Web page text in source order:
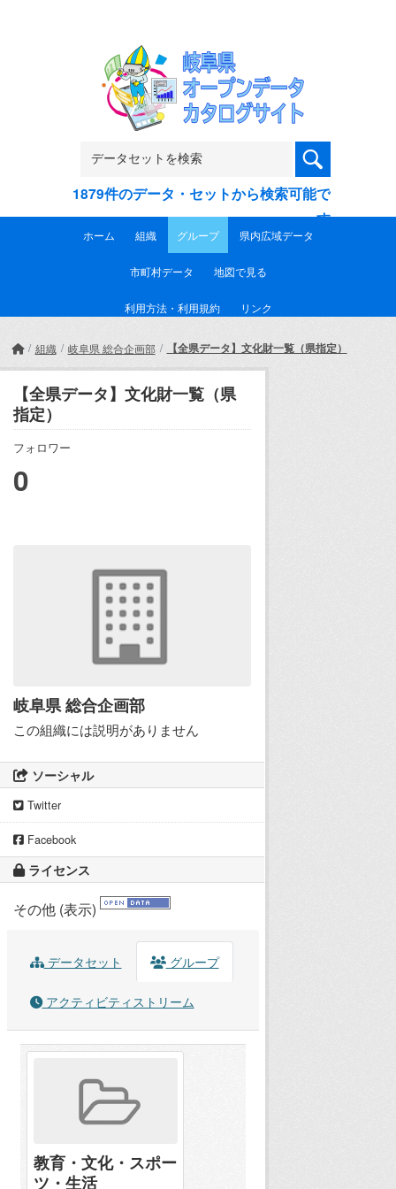
1879件のデータ・セットから検索可能で
す
ホーム 組織 グループ 県内広域データ
市町村データ 地図で見る
利用方法・利用規約 リンク
組織 岐阜県 総合企画部 【全県データ】文化財一覧（県指定）
【全県データ】文化財一覧（県
指定）
フォロワー
0
岐阜県 総合企画部
この組織には説明がありません
ソーシャル
Twitter
Facebook
ライセンス
その他 (表示)
データセット グループ
アクティビティストリーム
教育・文化・スポー
ツ・生活